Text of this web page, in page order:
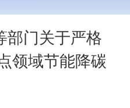
部门关于严格
领域节能降碳